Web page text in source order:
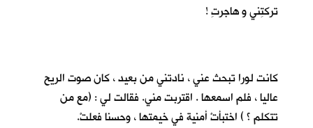
تركتِني و هاجرتِ !
كانت لورا تبحث عني ، نادتني من بعيد ، كان صوت الريح
عاليا ، فلم اسمعها . اقتربت مني. فقالت لي : (مع من
تتكلم ؟ ) اختبأتْ أمنية في خيمتها ، وحسنا فعلتْ.